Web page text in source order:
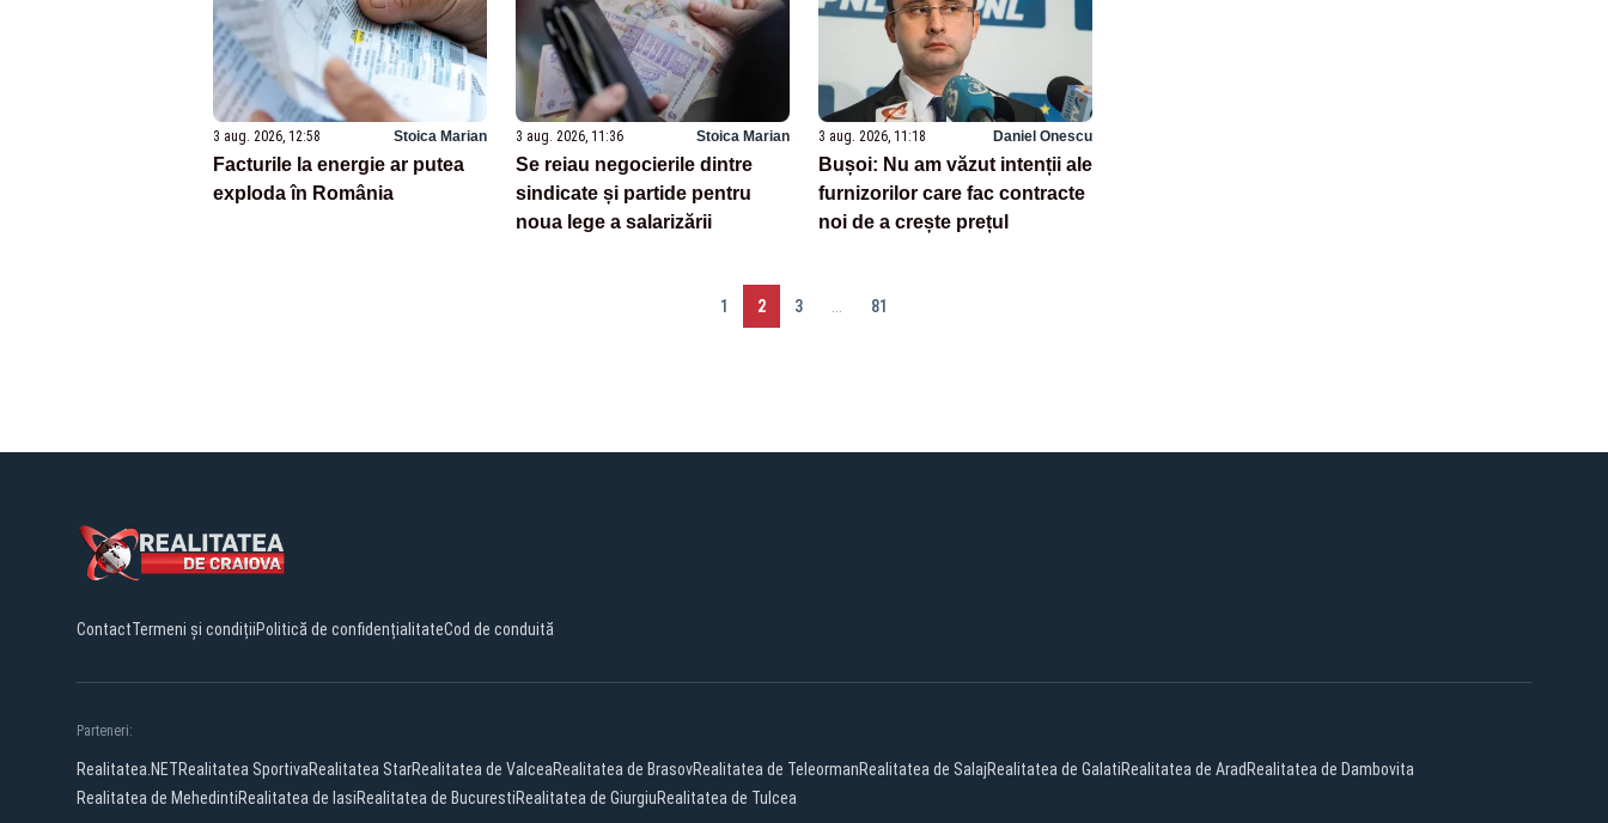
3 aug. 2026, 12:58 Stoica Marian
Facturile la energie ar putea
exploda în România
3 aug. 2026, 11:36 Stoica Marian
Se reiau negocierile dintre
sindicate și partide pentru
noua lege a salarizării
3 aug. 2026, 11:18 Daniel Onescu
Bușoi: Nu am văzut intenții ale
furnizorilor care fac contracte
noi de a crește prețul
1 2 3 ... 81
ContactTermeni și condițiiPolitică de confidențialitateCod de conduită
Parteneri:
Realitatea.NETRealitatea SportivaRealitatea StarRealitatea de ValceaRealitatea de BrasovRealitatea de TeleormanRealitatea de SalajRealitatea de GalatiRealitatea de Arad Realitatea de Dambovita
Realitatea de MehedintiRealitatea de IasiRealitatea de BucurestiRealitatea de GiurgiuRealitatea de Tulcea